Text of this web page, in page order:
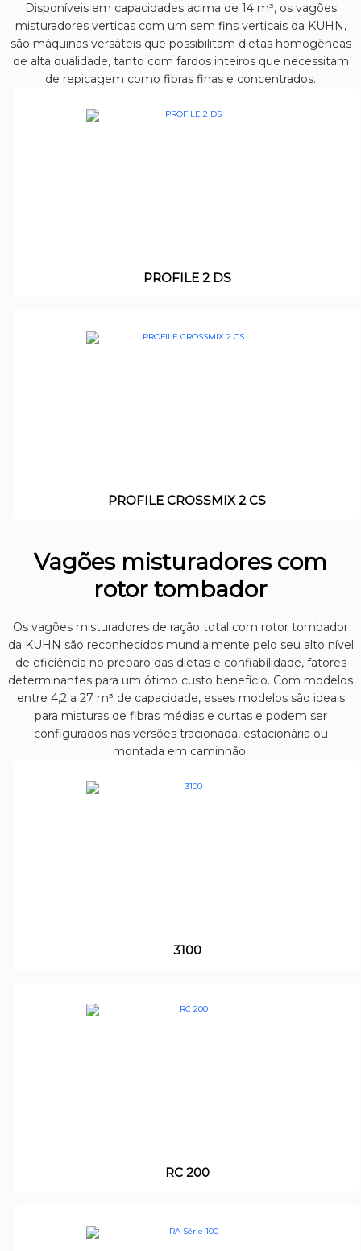
Disponíveis em capacidades acima de 14 m³, os vagões
misturadores verticas com um sem fins verticais da KUHN,
são máquinas versáteis que possibilitam dietas homogêneas
de alta qualidade, tanto com fardos inteiros que necessitam
de repicagem como fibras finas e concentrados.
PROFILE 2 DS
PROFILE CROSSMIX 2 CS
Vagões misturadores com
rotor tombador
Os vagões misturadores de ração total com rotor tombador
da KUHN são reconhecidos mundialmente pelo seu alto nível
de eficiência no preparo das dietas e confiabilidade, fatores
determinantes para um ótimo custo benefício. Com modelos
entre 4,2 a 27 m³ de capacidade, esses modelos são ideais
para misturas de fibras médias e curtas e podem ser
configurados nas versões tracionada, estacionária ou
montada em caminhão.
3100
RC 200